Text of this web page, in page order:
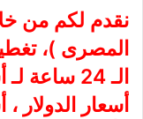
نقدم لكم من
المصرى )،
الـ 24
أسعار الدولار